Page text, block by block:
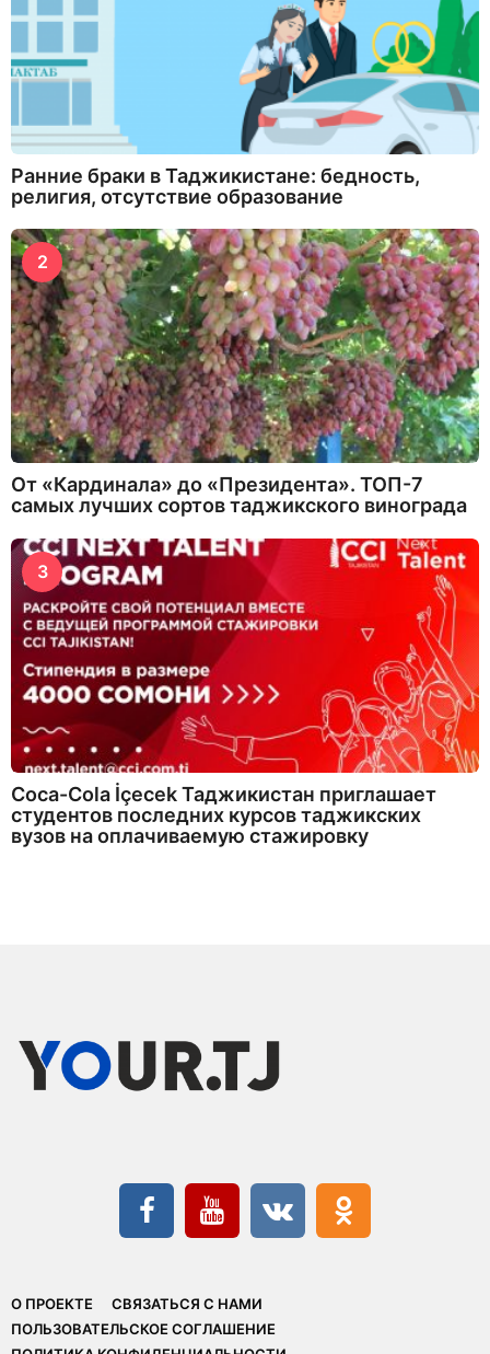
Ранние браки в Таджикистане: бедность,
религия, отсутствие образование
2
От «Кардинала» до «Президента». ТОП-7
самых лучших сортов таджикского винограда
3
Coca-Cola İçecek Таджикистан приглашает
студентов последних курсов таджикских
вузов на оплачиваемую стажировку
О ПРОЕКТЕ
СВЯЗАТЬСЯ С НАМИ
ПОЛЬЗОВАТЕЛЬСКОЕ СОГЛАШЕНИЕ